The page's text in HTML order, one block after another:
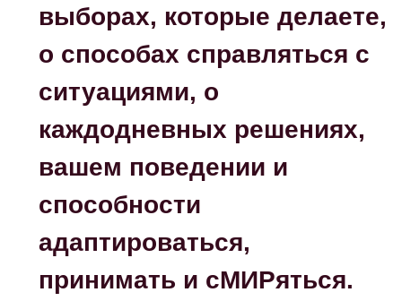
выборах, которые делаете,
о способах справляться с
ситуациями, о
каждодневных решениях,
вашем поведении и
способности
адаптироваться,
принимать и сМИРяться.